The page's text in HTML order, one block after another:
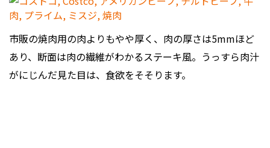
市販の焼肉用の肉よりもやや厚く、肉の厚さは5mmほど
あり、断面は肉の繊維がわかるステーキ風。うっすら肉汁
がにじんだ見た目は、食欲をそそります。